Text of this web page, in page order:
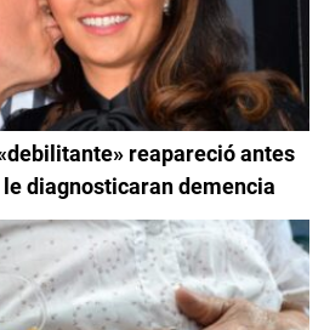
reapareció antes
diagnosticaran demencia